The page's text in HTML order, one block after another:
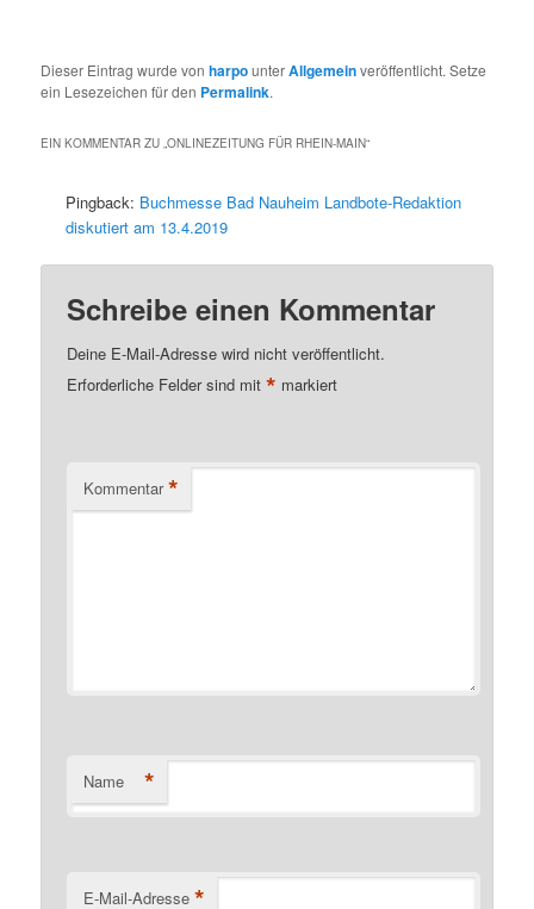
Dieser Eintrag wurde vonharpounterAllgemeinveröffentlicht. Setze
ein Lesezeichen für den Permalink.
EIN KOMMENTAR ZU „ONLINEZEITUNG FÜR RHEIN-MAIN“
Pingback: Buchmesse Bad Nauheim Landbote-Redaktion
diskutiert am 13.4.2019
Schreibe einen Kommentar
Deine E-Mail-Adresse wird nicht veröffentlicht.
Erforderliche Felder sind mit* markiert
Kommentar *
Name *
E-Mail-Adresse *